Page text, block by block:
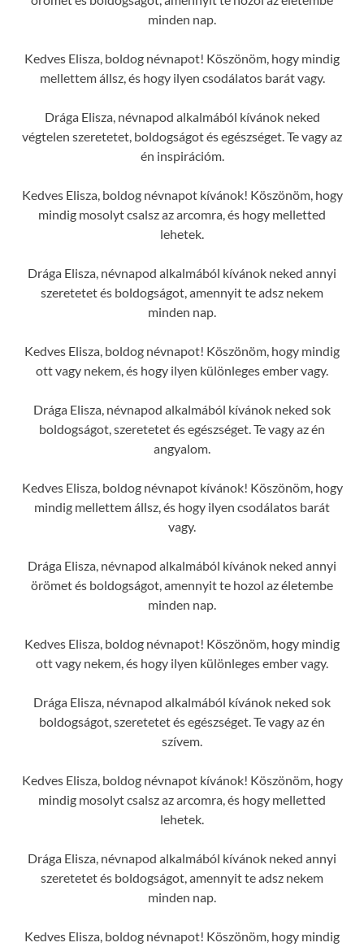
minden nap.
Kedves Elisza, boldog névnapot! Köszönöm, hogy mindig
mellettem állsz, és hogy ilyen csodálatos barát vagy.
Drága Elisza, névnapod alkalmából kívánok neked
végtelen szeretetet, boldogságot és egészséget. Te vagy az
én inspirációm.
Kedves Elisza, boldog névnapot kívánok! Köszönöm, hogy
mindig mosolyt csalsz az arcomra, és hogy melletted
lehetek.
Drága Elisza, névnapod alkalmából kívánok neked annyi
szeretetet és boldogságot, amennyit te adsz nekem
minden nap.
Kedves Elisza, boldog névnapot! Köszönöm, hogy mindig
ott vagy nekem, és hogy ilyen különleges ember vagy.
Drága Elisza, névnapod alkalmából kívánok neked sok
boldogságot, szeretetet és egészséget. Te vagy az én
angyalom.
Kedves Elisza, boldog névnapot kívánok! Köszönöm, hogy
mindig mellettem állsz, és hogy ilyen csodálatos barát
vagy.
Drága Elisza, névnapod alkalmából kívánok neked annyi
örömet és boldogságot, amennyit te hozol az életembe
minden nap.
Kedves Elisza, boldog névnapot! Köszönöm, hogy mindig
ott vagy nekem, és hogy ilyen különleges ember vagy.
Drága Elisza, névnapod alkalmából kívánok neked sok
boldogságot, szeretetet és egészséget. Te vagy az én
szívem.
Kedves Elisza, boldog névnapot kívánok! Köszönöm, hogy
mindig mosolyt csalsz az arcomra, és hogy melletted
lehetek.
Drága Elisza, névnapod alkalmából kívánok neked annyi
szeretetet és boldogságot, amennyit te adsz nekem
minden nap.
Kedves Elisza, boldog névnapot! Köszönöm, hogy mindig